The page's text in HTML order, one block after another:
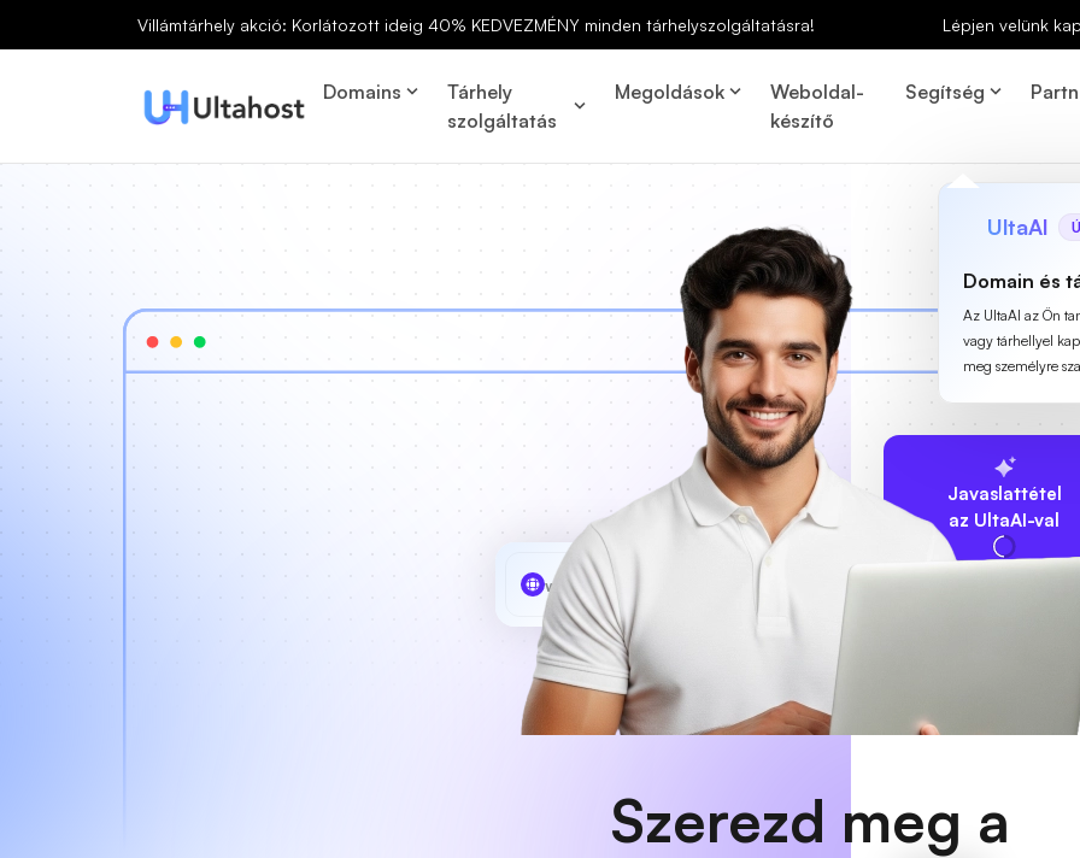
Villámtárhely akció: Korlátozott ideig 40% KEDVEZMÉNY minden tárhelyszolgáltatásra! Lépjen velünk
Domains
Tárhely
szolgáltatás
Megoldások
Weboldal-
készítő
Segítség
UltaAI
Domain és
Az UltaAI az Ön
vagy tárhellyel
meg személyre
Javaslattétel
az UltaAI-val
www MyCafe
Szerezd meg a